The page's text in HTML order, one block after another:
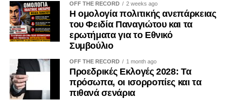
να ξεκινήσει διερευνητικό διπλωματικό δίαυλο με τη
Μόσχα, προκειμένου να εξεταστεί κατά πόσο υπάρχουν οι
προϋποθέσεις για μελλοντικές διαπραγματεύσεις.
Σύμφωνα με αρμόδιες πηγές, οι επαφές αυτές
παραμένουν σε τεχνικό και διερευνητικό επίπεδο, χωρίς
να αγγίζουν την ουσία ή να συνιστούν διαπραγμάτευση.
Παρά τις σχετικές διαβεβαιώσεις, η πρωτοβουλία του
OFF THE RECORD 2 weeks ago
Η ομολογία πολιτικής ανεπάρκειας
του Φειδία Παναγιώτου και τα
ερωτήματα για το Εθνικό
Συμβούλιο
OFF THE RECORD 1 month ago
Προεδρικές Εκλογές 2028: Τα
πρόσωπα, οι ισορροπίες και τα
πιθανά σενάρια